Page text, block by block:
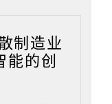
制造业
能的创